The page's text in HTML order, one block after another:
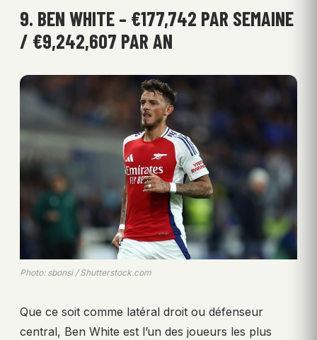
9. BEN WHITE – €177,742 PAR SEMAINE
/ €9,242,607 PAR AN
Photo: sbonsi / Shutterstock.com
Que ce soit comme latéral droit ou défenseur
central, Ben White est l’un des joueurs les plus